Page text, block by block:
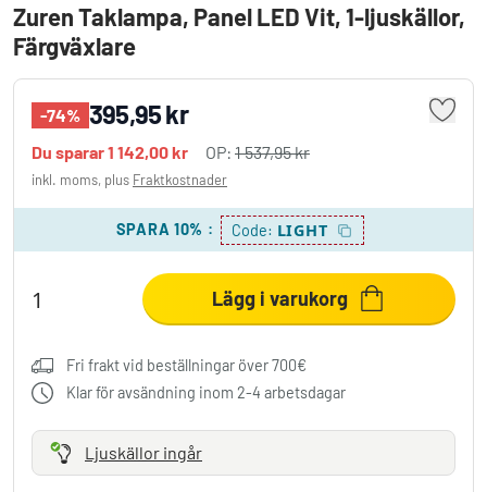
Zuren Taklampa, Panel LED Vit, 1-ljuskällor,
Färgväxlare
-74% 395,95 kr
Du sparar1 142,00 kr OP: 1 537,95 kr
inkl. moms, plus Fraktkostnader
SPARA 10% : Code: LIGHT
Lägg i varukorg
Fri frakt vid beställningar över 700€
Klar för avsändning inom 2-4 arbetsdagar
Ljuskällor ingår